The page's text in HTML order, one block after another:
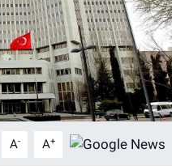
A- A+